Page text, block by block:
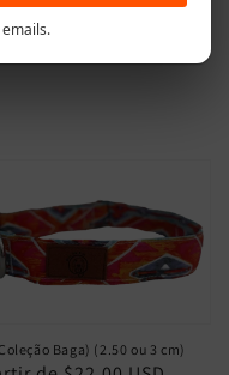
de $22.00 USD
Baga) (2.50 ou 3 cm)